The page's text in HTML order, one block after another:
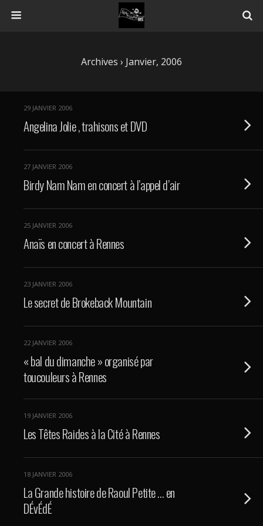
Archives › Janvier, 2006
29 JANVIER 2006
Angelina Jolie , trahisons et DVD
27 JANVIER 2006
Birdy Nam Nam en concert à l’appel d’air
25 JANVIER 2006
Anaïs en concert à Rennes
23 JANVIER 2006
Le secret de Brokeback Mountain
22 JANVIER 2006
« bal du dimanche » organisé par
toucouleurs à Rennes
19 JANVIER 2006
Les Têtes Raides à la Cité à Rennes
18 JANVIER 2006
La Grande histoire de Raoul Petite … en
DÉvÉdÉ